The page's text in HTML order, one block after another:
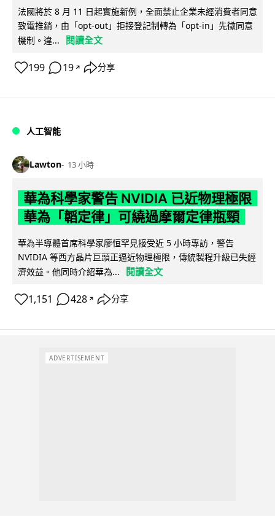
法國將於 8 月 11 日起實施新例，全面禁止企業未經消費者同意
致電推銷，由「opt-out」拒接登記制轉為「opt-in」先徵同意
機制。違...
閱讀全文
199 19 ↗ 分享
人工智能
Lawton 13 小時
華為科學家警告 NVIDIA 已近物理極限
華為「韜定律」可繞過摩爾定律瓶頸
華為半導體首席科學家廖恒罕見接受近 5 小時專訪，警告
NVIDIA 等西方晶片巨頭正逼近物理極限，傳統製程升級已失經
濟效益。他同時介紹華為...
閱讀全文
1,151 428 ↗ 分享
ADVERTISEMENT